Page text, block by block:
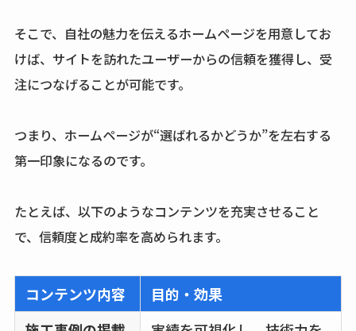
そこで、自社の魅力を伝えるホームページを用意してお
けば、サイトを訪れたユーザーからの信頼を獲得し、受
注につなげることが可能です。
つまり、ホームページが“選ばれるかどうか”を左右する
第一印象になるのです。
たとえば、以下のようなコンテンツを充実させること
で、信頼度と成約率を高められます。
コンテンツ内容
目的・効果